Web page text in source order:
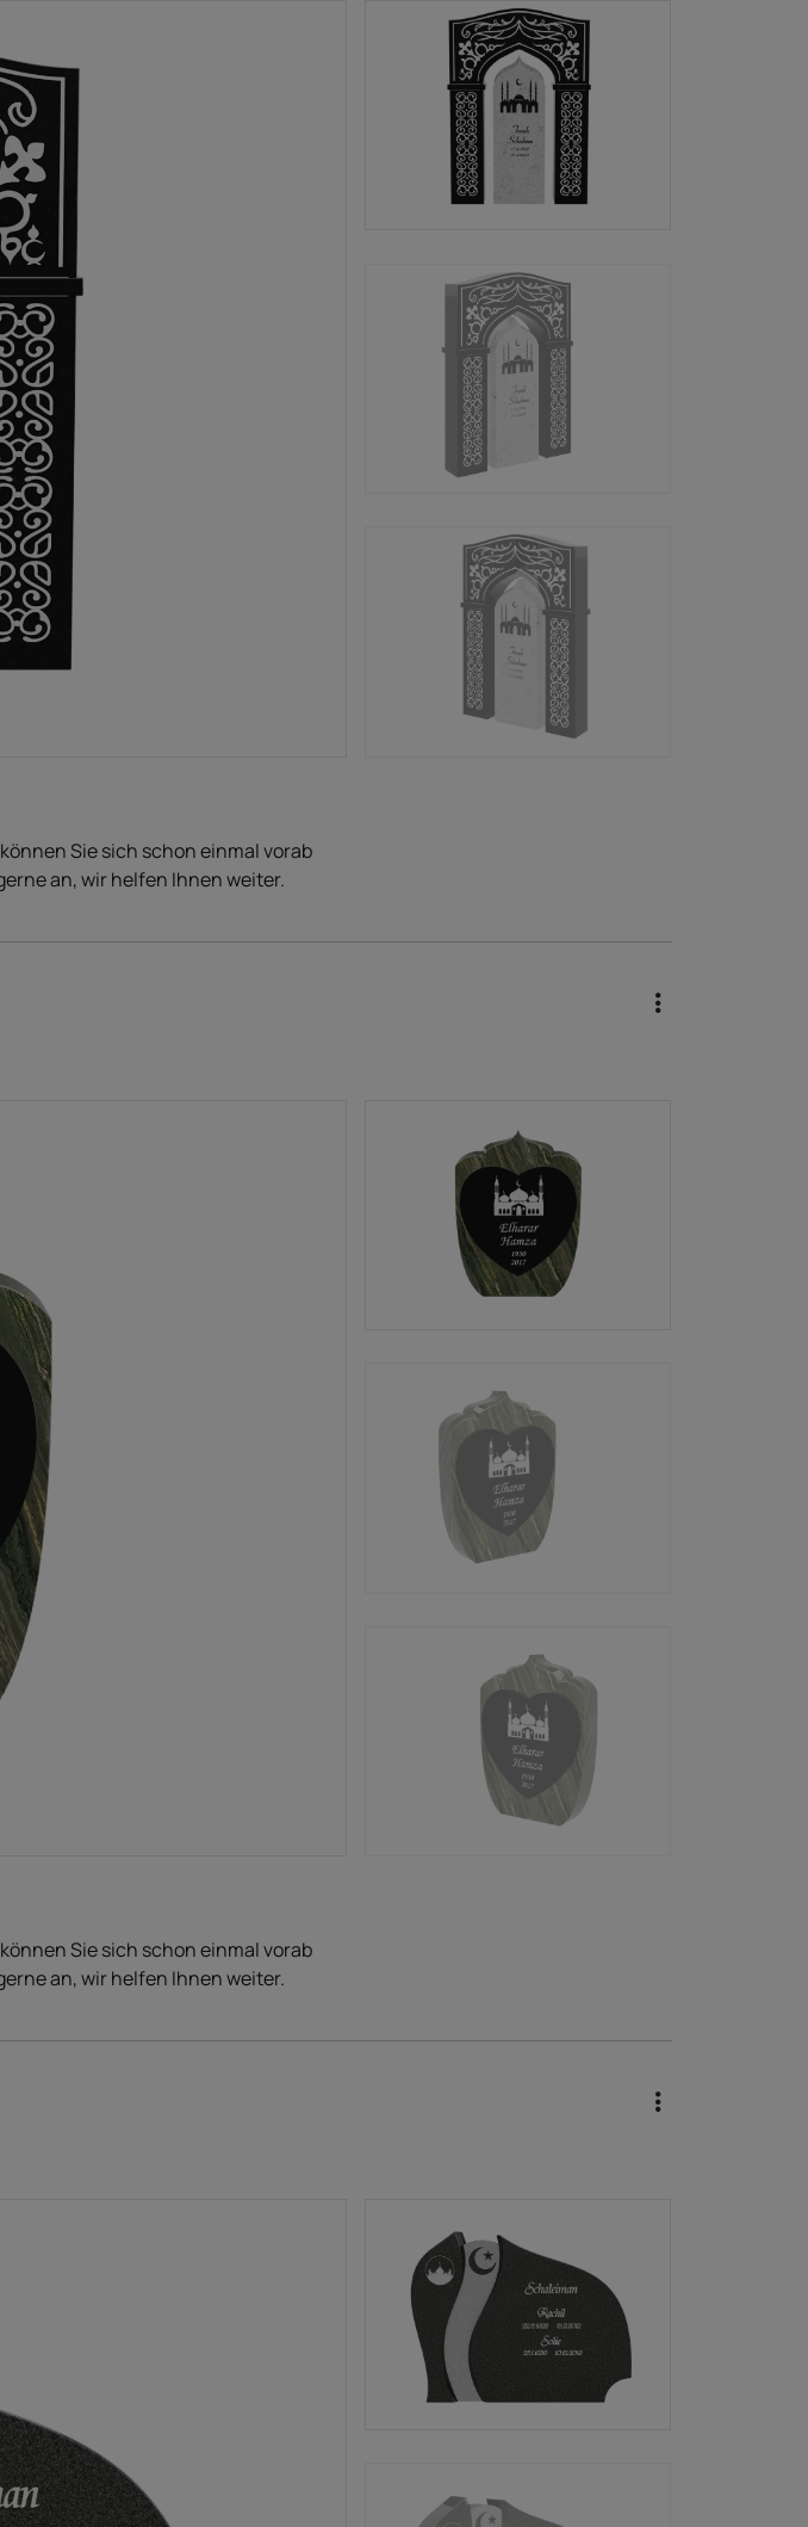
Sie sich schon einmal vorab
an, wir helfen Ihnen weiter.
Sie sich schon einmal vorab
an, wir helfen Ihnen weiter.